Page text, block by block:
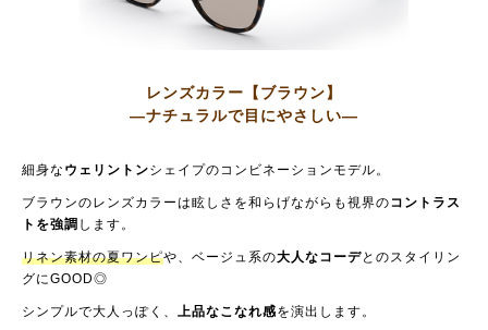
レンズカラー【ブラウン】
—ナチュラルで目にやさしい—
細身な ウェリントンシェイプのコンビネーションモデル。
ブラウンのレンズカラーは眩しさを和らげながらも視界のコントラス
トを強調 します。
リネン素材の夏ワンピや、ベージュ系の大人なコーデとのスタイリン
グにGOOD◎
シンプルで大人っぽく、 上品なこなれ感を演出します。